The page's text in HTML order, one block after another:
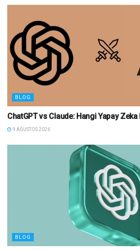
BLOG
ChatGPT vs Claude: Hangi Yapay Zeka
9 AĞUSTOS 2026
BLOG